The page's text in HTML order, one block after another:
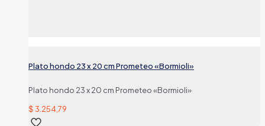
Plato hondo 23 x 20 cm Prometeo «Bormioli»
Plato hondo 23 x 20 cm Prometeo «Bormioli»
$3.254,79